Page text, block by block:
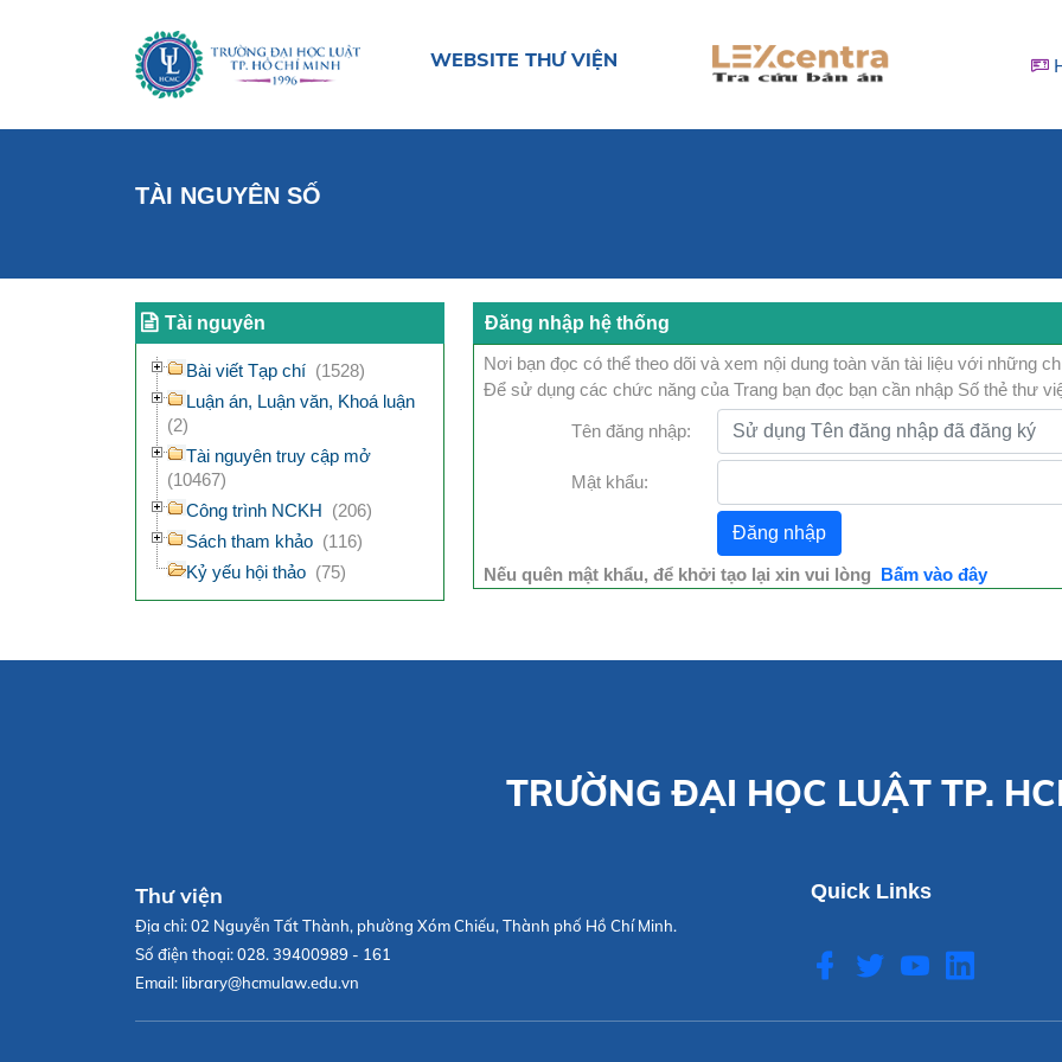
WEBSITE THƯ VIỆN
TÀI NGUYÊN SỐ
Tài nguyên
Bài viết Tạp chí (1528)
Luận án, Luận văn, Khoá luận
(2)
Tài nguyên truy cập mở
(10467)
Công trình NCKH (206)
Sách tham khảo (116)
Kỷ yếu hội thảo (75)
Đăng nhập hệ thống
Nơi bạn đọc có thể theo dõi và xem nội dung toàn văn tài liệu với những
Để sử dụng các chức năng của Trang bạn đọc bạn cần nhập Số thẻ thư
Tên đăng nhập:
Mật khẩu:
Nếu quên mật khẩu, để khởi tạo lại xin vui lòng Bấm vào đây
TRƯỜNG ĐẠI HỌC LUẬT TP.
Thư viện
Địa chỉ:02 Nguyễn Tất Thành, phường Xóm Chiếu, Thành phố Hồ Chí Minh.
Số điện thoại:028. 39400989 - 161
Email: library@hcmulaw.edu.vn
Quick Links